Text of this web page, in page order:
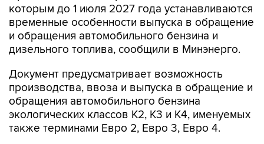
которым до 1 июля 2027 года устанавливаются
временные особенности выпуска в обращение
и обращения автомобильного бензина и
дизельного топлива, сообщили в Минэнерго.
Документ предусматривает возможность
производства, ввоза и выпуска в обращение и
обращения автомобильного бензина
экологических классов К2, К3 и К4, именуемых
также терминами Евро 2, Евро 3, Евро 4.